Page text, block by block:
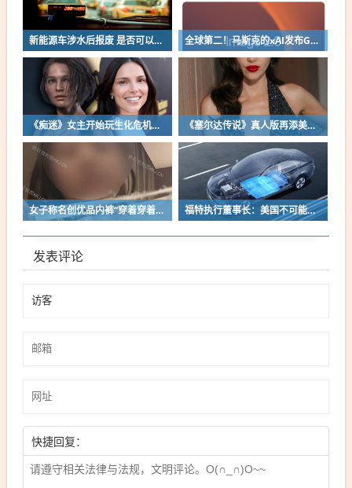
新能源车涉水后报废 是否可以全损理赔 全球第二！马斯克的xAI发布Grok Imagine Image 2.0模型：AI生图/编辑能力大增
《痴迷》女主开始玩生化危机了！自曝有参演机会 《塞尔达传说》真人版再添美女！曾出演冯小刚电影
女子称名创优品内裤“穿着穿着掉了”让其颜面尽失 品牌方客服回应：已启动紧急调查 福特执行董事长：美国不可能永远把中国车企挡在门外 进来也有信心击败
发表评论
快捷回复：